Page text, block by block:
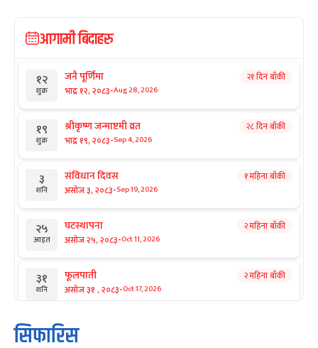
आगामी बिदाहरु
१२
शुक्र
जनै पूर्णिमा
भाद्र १२, २०८३-Aug 28, 2026
२१ दिन बाँकी
१९
शुक्र
श्रीकृष्ण जन्माष्टमी व्रत
भाद्र १९, २०८३-Sep 4, 2026
२८ दिन बाँकी
३
शनि
संविधान दिवस
असोज ३, २०८३-Sep 19, 2026
१ महिना बाँकी
२५
आइत
घटस्थापना
असोज २५, २०८३-Oct 11, 2026
२ महिना बाँकी
३१
शनि
फूलपाती
असोज ३१ , २०८३-Oct 17, 2026
२ महिना बाँकी
१
आइत
कार्तिक सङ्क्रान्ति
कार्तिक १, २०८३
सिफारिस